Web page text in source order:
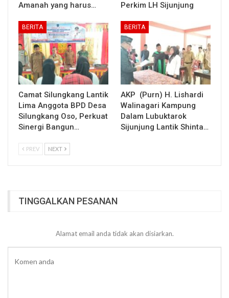
Amanah yang harus…
Perkim LH Sijunjung
BERITA
Camat Silungkang Lantik
Lima Anggota BPD Desa
Silungkang Oso, Perkuat
Sinergi Bangun…
BERITA
AKP (Purn) H. Lishardi
Walinagari Kampung
Dalam Lubuktarok
Sijunjung Lantik Shinta…
PREV NEXT
TINGGALKAN PESANAN
Alamat email anda tidak akan disiarkan.